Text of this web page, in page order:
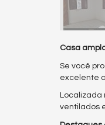
Casa
Se você
excelente
Localizada
ventilados